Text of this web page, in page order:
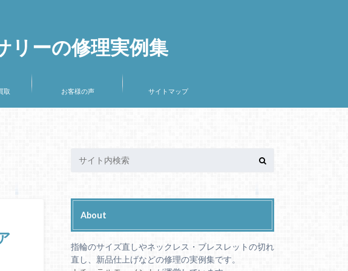
リーの修理実例集
取 お客様の声 サイトマップ
About
指輪のサイズ直しやネックレス・ブレスレットの切れ
直し、新品仕上げなどの修理の実例集です。